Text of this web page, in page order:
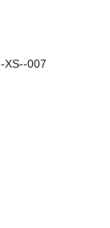
XS--007